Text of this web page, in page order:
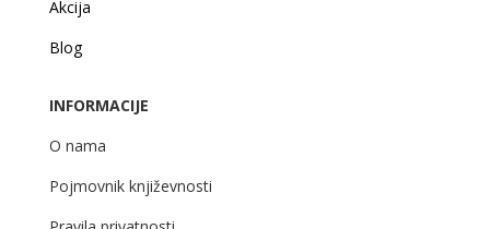
Akcija
Blog
INFORMACIJE
O nama
Pojmovnik književnosti